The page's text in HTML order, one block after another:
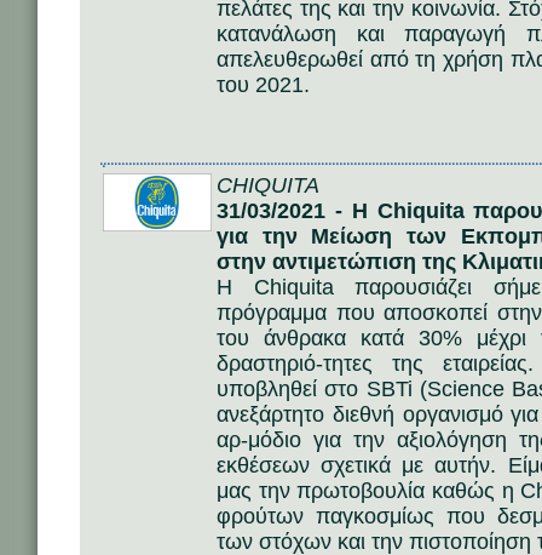
πελάτες της και την κοινωνία.
κατανάλωση και παραγωγή
απελευθερωθεί από τη χρήση
του 2021.
CHIQUITA
31/03/2021 - Η Chiquita
για την Μείωση των
στην αντιμετώπιση της
Η Chiquita παρουσιάζει
πρόγραμμα που αποσκοπεί
του άνθρακα κατά 30%
δραστηριό-τητες της
υποβληθεί στο SBTi (Science
ανεξάρτητο διεθνή οργανισμό
αρ-μόδιο για την αξιολόγηση
εκθέσεων σχετικά με αυτήν.
μας την πρωτοβουλία καθώς η
φρούτων παγκοσμίως που
των στόχων και την